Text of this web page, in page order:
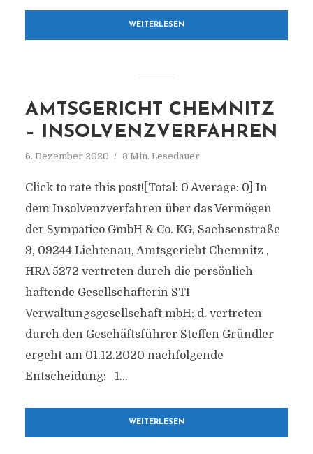
WEITERLESEN
AMTSGERICHT CHEMNITZ
– INSOLVENZVERFAHREN
6. Dezember 2020 3 Min. Lesedauer
Click to rate this post![Total: 0 Average: 0] In
dem Insolvenzverfahren über das Vermögen
der Sympatico GmbH & Co. KG, Sachsenstraße
9, 09244 Lichtenau, Amtsgericht Chemnitz ,
HRA 5272 vertreten durch die persönlich
haftende Gesellschafterin STI
Verwaltungsgesellschaft mbH; d. vertreten
durch den Geschäftsführer Steffen Gründler
ergeht am 01.12.2020 nachfolgende
Entscheidung: 1...
WEITERLESEN